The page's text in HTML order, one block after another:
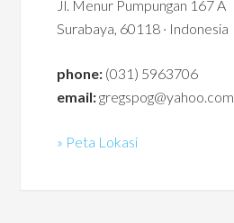
Jl. Menur Pumpungan 167 A
Surabaya, 60118 · Indonesia
phone: (031) 5963706
email:gregspog@yahoo.com
» Peta Lokasi